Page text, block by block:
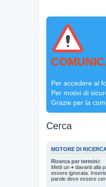
Per accedere al
Per motivi di
Grazie per la
Cerca
MOTORE DI
Ricerca per termini:
Metti un + davanti alla
essere ignorata.
parole deve essere